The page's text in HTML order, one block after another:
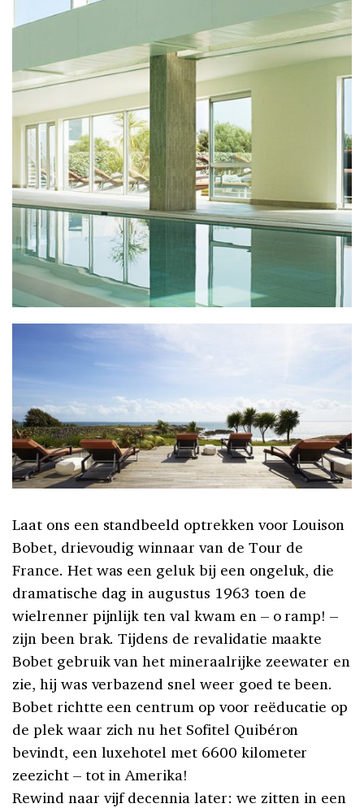
Laat ons een standbeeld optrekken voor Louison
Bobet, drievoudig winnaar van de Tour de
France. Het was een geluk bij een ongeluk, die
dramatische dag in augustus 1963 toen de
wielrenner pijnlijk ten val kwam en – o ramp! –
zijn been brak. Tijdens de revalidatie maakte
Bobet gebruik van het mineraalrijke zeewater en
zie, hij was verbazend snel weer goed te been.
Bobet richtte een centrum op voor reëducatie op
de plek waar zich nu het Sofitel Quibéron
bevindt, een luxehotel met 6600 kilometer
zeezicht – tot in Amerika!
Rewind naar vijf decennia later: we zitten in een